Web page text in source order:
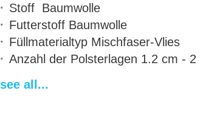
Stoff Baumwolle
Futterstoff Baumwolle
Füllmaterialtyp Mischfaser-Vlies
Anzahl der Polsterlagen 1.2 cm - 2
Anbringen der Ärmel
see all...